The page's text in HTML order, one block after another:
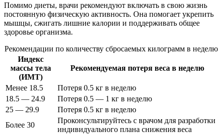
Помимо диеты, врачи рекомендуют включать в свою жизнь
постоянную физическую активность. Она помогает укрепить
мышцы, сжигать лишние калории и поддерживать общее
здоровье организма.
Рекомендации по количеству сбросаемых килограмм в неделю
Индекс
массы тела
(ИМТ)
Рекомендуемая потеря веса в неделю
Менее 18.5
Потеря 0.5 кг в неделю
18.5 — 24.9
Потеря 0.5 — 1 кг в неделю
25 — 29.9
Потеря 0.5 кг в неделю
Более 30
Проконсультируйтесь с врачом для разработки
индивидуального плана снижения веса